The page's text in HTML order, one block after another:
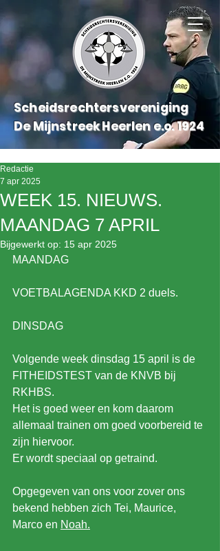
Scheidsrechtersvereniging
De Mijnstreek Heerlen e.o.1924
WEEK 15. NIEUWS.
MAANDAG 7 APRIL
Redactie
7 apr 2025
Bijgewerkt op: 15 apr 2025
MAANDAG
VOETBALAGENDA KKD 2 duels.
DINSDAG
Volgende week dinsdag 15 april is de
FITHEIDSTEST van de KNVB bij
RKHBS.
Het is goed weer en kom daarom
allemaal trainen om goed voorbereid te
zijn hiervoor.
Er wordt speciaal op getraind.
Opgegeven van ons voor zover ons
bekend hebben zich Tei, Maurice,
Marco en Noah.